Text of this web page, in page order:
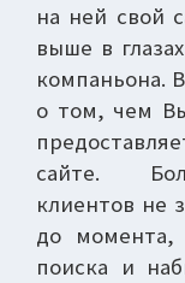
на ней свой
выше в
компаньона.
о том, чем
сайте.
клиентов не
до момента,
поиска и